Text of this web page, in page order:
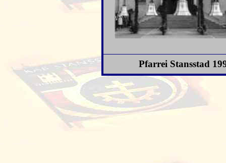
Pfarrei Stansstad